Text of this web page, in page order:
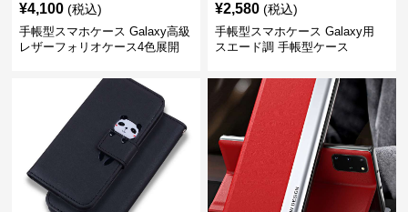
¥4,100 (税込)
手帳型スマホケース Galaxy高級
レザーフォリオケース4色展開
¥2,580 (税込)
手帳型スマホケース Galaxy用
スエード調 手帳型ケース